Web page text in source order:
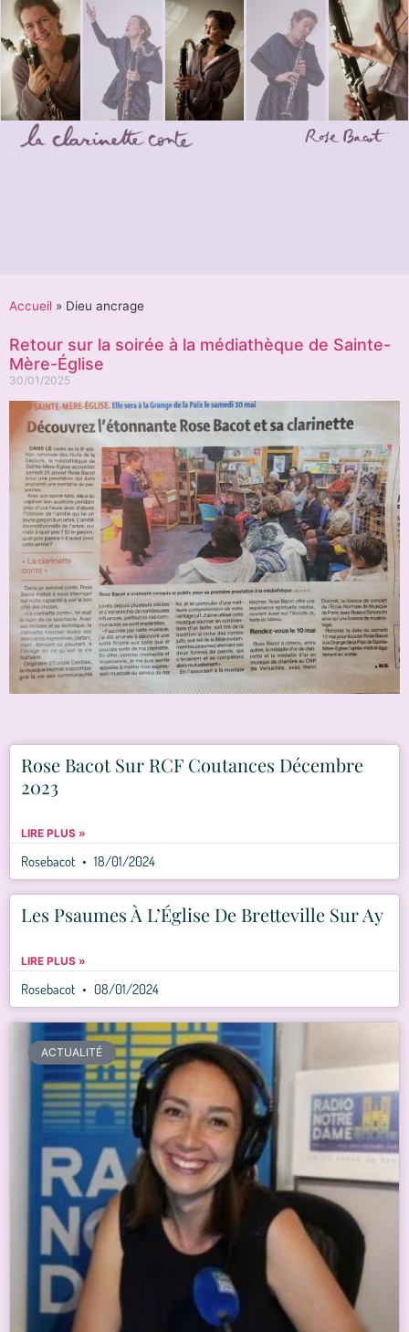
Accueil » Dieu ancrage
Retour sur la soirée à la médiathèque de Sainte-
Mère-Église
30/01/2025
Rose Bacot Sur RCF Coutances Décembre
2023
LIRE PLUS »
Rosebacot 18/01/2024
Les Psaumes À L’Église De Bretteville Sur Ay
LIRE PLUS »
Rosebacot 08/01/2024
ACTUALITÉ